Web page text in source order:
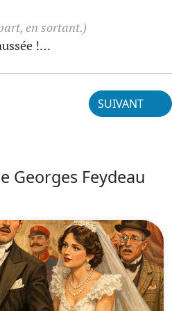
en sortant.)
!…
SUIVANT
Georges Feydeau